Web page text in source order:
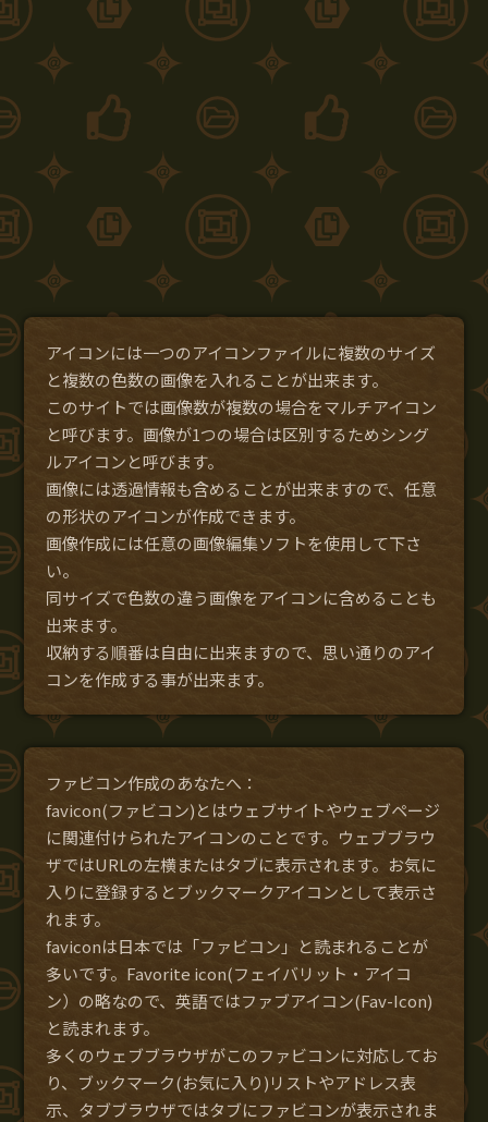
アイコンには一つのアイコンファイルに複数のサイズ
と複数の色数の画像を入れることが出来ます。
このサイトでは画像数が複数の場合をマルチアイコン
と呼びます。画像が1つの場合は区別するためシング
ルアイコンと呼びます。
画像には透過情報も含めることが出来ますので、任意
の形状のアイコンが作成できます。
画像作成には任意の画像編集ソフトを使用して下さ
い。
同サイズで色数の違う画像をアイコンに含めることも
出来ます。
収納する順番は自由に出来ますので、思い通りのアイ
コンを作成する事が出来ます。
ファビコン作成のあなたへ：
favicon(ファビコン)とはウェブサイトやウェブページ
に関連付けられたアイコンのことです。ウェブブラウ
ザではURLの左横またはタブに表示されます。お気に
入りに登録するとブックマークアイコンとして表示さ
れます。
faviconは日本では「ファビコン」と読まれることが
多いです。Favorite icon(フェイバリット・アイコ
ン）の略なので、英語ではファブアイコン(Fav-Icon)
と読まれます。
多くのウェブブラウザがこのファビコンに対応してお
り、ブックマーク(お気に入り)リストやアドレス表
示、タブブラウザではタブにファビコンが表示されま